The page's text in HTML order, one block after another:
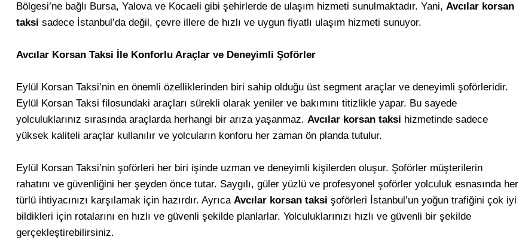
Bölgesi’ne bağlı Bursa, Yalova ve Kocaeli gibi şehirlerde de ulaşım hizmeti sunulmaktadır. Yani, Avcılar korsan
taksi sadece İstanbul’da değil, çevre illere de hızlı ve uygun fiyatlı ulaşım hizmeti sunuyor.
Avcılar Korsan Taksi İle Konforlu Araçlar ve Deneyimli Şoförler
Eylül Korsan Taksi’nin en önemli özelliklerinden biri sahip olduğu üst segment araçlar ve deneyimli şoförleridir.
Eylül Korsan Taksi filosundaki araçları sürekli olarak yeniler ve bakımını titizlikle yapar. Bu sayede
yolculuklarınız sırasında araçlarda herhangi bir arıza yaşanmaz. Avcılar korsan taksi hizmetinde sadece
yüksek kaliteli araçlar kullanılır ve yolcuların konforu her zaman ön planda tutulur.
Eylül Korsan Taksi’nin şoförleri her biri işinde uzman ve deneyimli kişilerden oluşur. Şoförler müşterilerin
rahatını ve güvenliğini her şeyden önce tutar. Saygılı, güler yüzlü ve profesyonel şoförler yolculuk esnasında her
türlü ihtiyacınızı karşılamak için hazırdır. Ayrıca Avcılar korsan taksi şoförleri İstanbul’un yoğun trafiğini çok iyi
bildikleri için rotalarını en hızlı ve güvenli şekilde planlarlar. Yolculuklarınızı hızlı ve güvenli bir şekilde
gerçekleştirebilirsiniz.